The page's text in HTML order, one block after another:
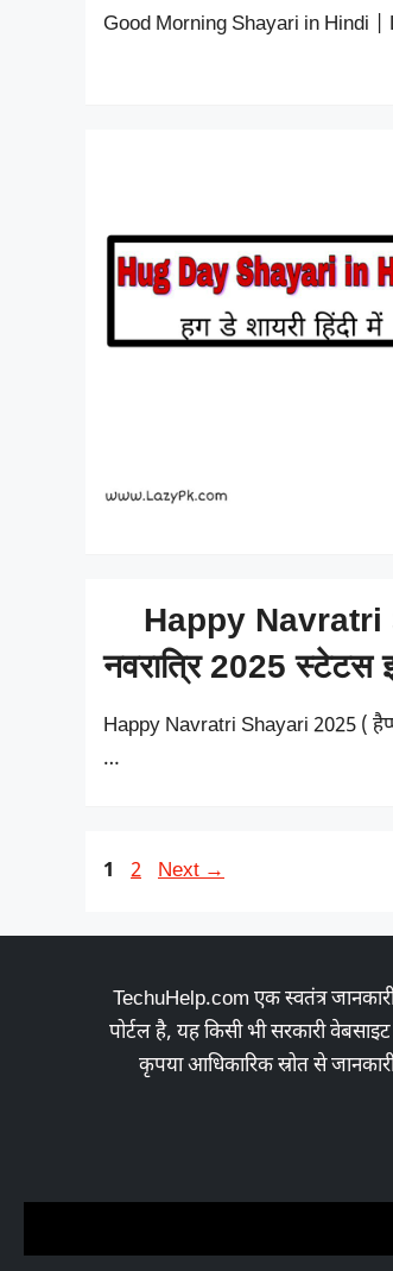
Good Morning Shayari in Hindi |
Happy Navratri
नवरात्रि 2025 स्टेटस
Happy Navratri Shayari 2025 ( हैप्पी
…
Page
1 Page
2 Next→
TechuHelp.com एक स्वतंत्र
पोर्टल है, यह किसी भी सरकारी
कृपया आधिकारिक स्रोत से